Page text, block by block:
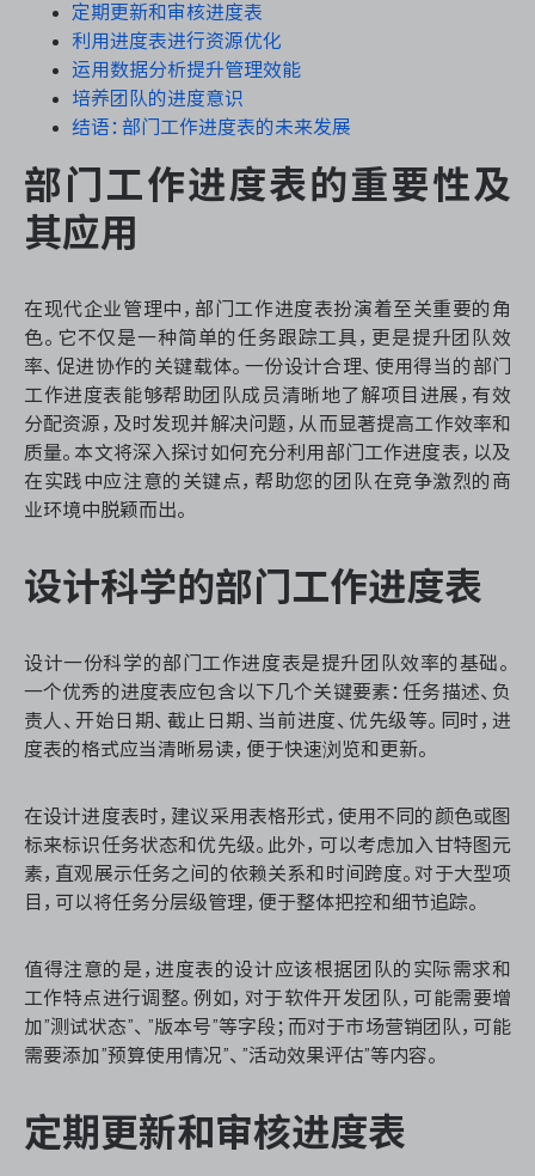
DevOps
资源和工时管理
IPD 研发管理
ONES 资讯
ONES 资讯
定期更新和审核进度表
利用进度表进行资源优化
运用数据分析提升管理效能
培养团队的进度意识
结语：部门工作进度表的未来发展
部门工作进度表的重要性及
其应用
在现代企业管理中，部门工作进度表扮演着至关重要的角
色。它不仅是一种简单的任务跟踪工具，更是提升团队效
率、促进协作的关键载体。一份设计合理、使用得当的部门
工作进度表能够帮助团队成员清晰地了解项目进展，有效
分配资源，及时发现并解决问题，从而显著提高工作效率和
质量。本文将深入探讨如何充分利用部门工作进度表，以及
在实践中应注意的关键点，帮助您的团队在竞争激烈的商
业环境中脱颖而出。
设计科学的部门工作进度表
设计一份科学的部门工作进度表是提升团队效率的基础。
一个优秀的进度表应包含以下几个关键要素：任务描述、负
责人、开始日期、截止日期、当前进度、优先级等。同时，进
度表的格式应当清晰易读，便于快速浏览和更新。
在设计进度表时，建议采用表格形式，使用不同的颜色或图
标来标识任务状态和优先级。此外，可以考虑加入甘特图元
素，直观展示任务之间的依赖关系和时间跨度。对于大型项
目，可以将任务分层级管理，便于整体把控和细节追踪。
值得注意的是，进度表的设计应该根据团队的实际需求和
工作特点进行调整。例如，对于软件开发团队，可能需要增
加”测试状态”、”版本号”等字段；而对于市场营销团队，可能
需要添加”预算使用情况”、”活动效果评估”等内容。
定期更新和审核进度表